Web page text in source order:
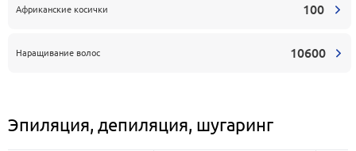
Африканские косички 100
Наращивание волос 10600
Эпиляция, депиляция, шугаринг